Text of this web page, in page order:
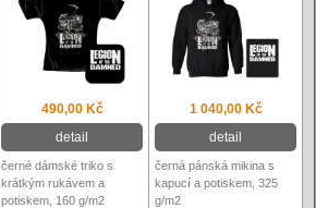
490,00 Kč
detail
1 040,00 Kč
detail
černé dámské triko s
krátkým rukávem a
potiskem, 160 g/m2
černá pánská mikina s
kapucí a potiskem, 325
g/m2